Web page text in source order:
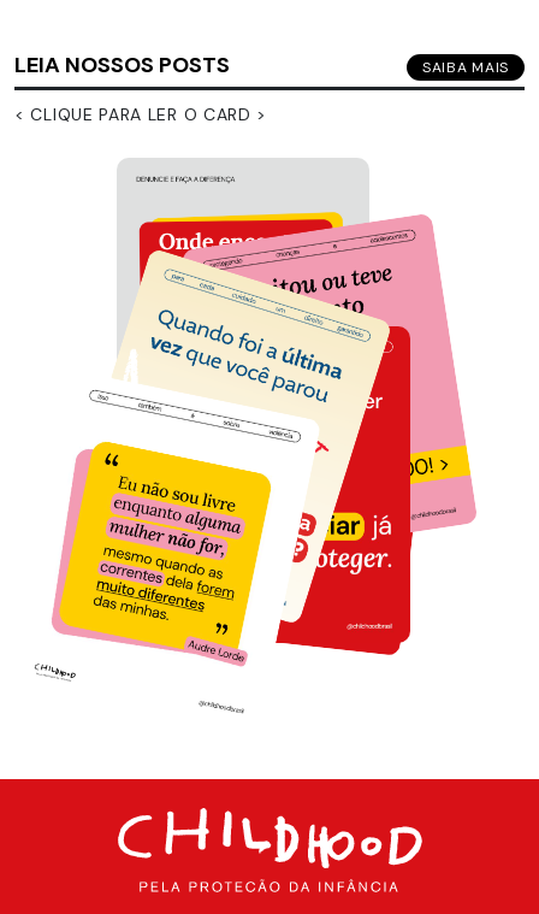
LEIA NOSSOS POSTS SAIBA MAIS
< CLIQUE PARA LER O CARD >